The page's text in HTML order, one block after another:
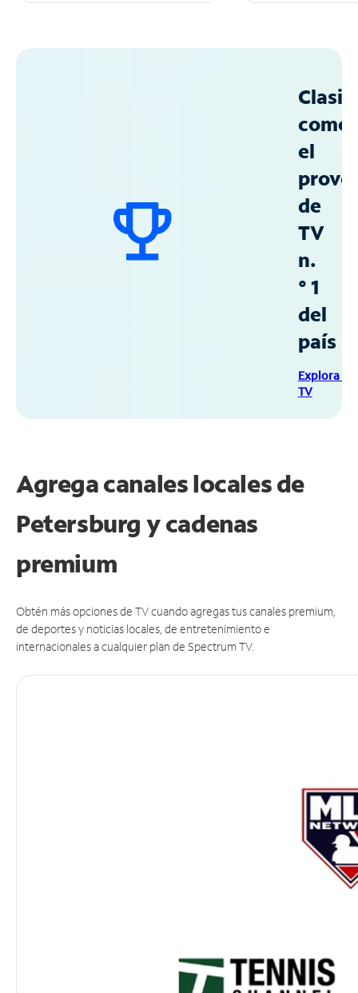
como
el
de
TV
n.
° 1
del
país
Explora
TV
Agrega canales locales de
Petersburg y cadenas
premium
Obtén más opciones de TV cuando agregas tus canales premium,
de deportes y noticias locales, de entretenimiento e
internacionales a cualquier plan de Spectrum TV.